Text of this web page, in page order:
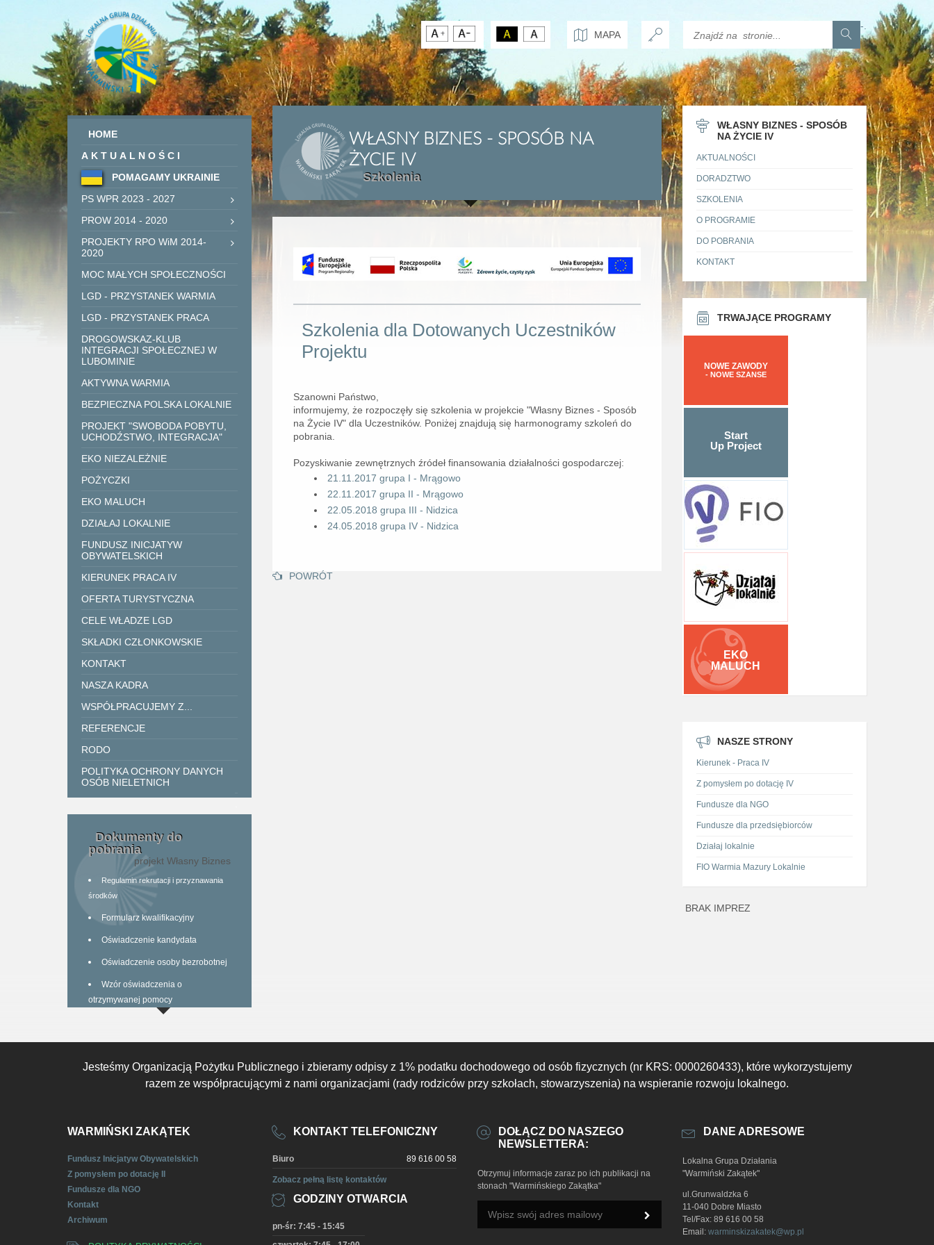
-
MAPA
WŁASNY BIZNES - SPOSÓB NA
ŻYCIE IV
Szkolenia
Szkolenia dla Dotowanych Uczestników
Projektu
Szanowni Państwo,
informujemy, że rozpoczęły się szkolenia w projekcie "Własny Biznes - Sposób
na Życie IV" dla Uczestników. Poniżej znajdują się harmonogramy szkoleń do
pobrania.
Pozyskiwanie zewnętrznych źródeł finansowania działalności gospodarczej:
21.11.2017 grupa I - Mrągowo
22.11.2017 grupa II - Mrągowo
22.05.2018 grupa III - Nidzica
24.05.2018 grupa IV - Nidzica
POWRÓT
HOME
AKTUALNOŚCI
POMAGAMY UKRAINIE
PS WPR 2023 - 2027
PROW 2014 - 2020
PROJEKTY RPO WiM 2014-
2020
MOC MAŁYCH SPOŁECZNOŚCI
LGD - PRZYSTANEK WARMIA
LGD - PRZYSTANEK PRACA
DROGOWSKAZ-KLUB
INTEGRACJI SPOŁECZNEJ W
LUBOMINIE
AKTYWNA WARMIA
BEZPIECZNA POLSKA LOKALNIE
PROJEKT "SWOBODA POBYTU,
UCHODŹSTWO, INTEGRACJA"
EKO NIEZALEŻNIE
POŻYCZKI
EKO MALUCH
DZIAŁAJ LOKALNIE
FUNDUSZ INICJATYW
OBYWATELSKICH
KIERUNEK PRACA IV
OFERTA TURYSTYCZNA
CELE WŁADZE LGD
SKŁADKI CZŁONKOWSKIE
KONTAKT
NASZA KADRA
WSPÓŁPRACUJEMY Z...
REFERENCJE
RODO
POLITYKA OCHRONY DANYCH
OSÓB NIELETNICH
Dokumenty do
pobrania
projekt Własny Biznes
Regulamin rekrutacji i przyznawania
środków
Formularz kwalifikacyjny
Oświadczenie kandydata
Oświadczenie osoby bezrobotnej
Wzór oświadczenia o
otrzymywanej pomocy
WŁASNY BIZNES - SPOSÓB
NA ŻYCIE IV
AKTUALNOŚCI
DORADZTWO
SZKOLENIA
O PROGRAMIE
DO POBRANIA
KONTAKT
TRWAJĄCE PROGRAMY
NOWE ZAWODY
- NOWE SZANSE
Start
Up Project
EKO
MALUCH
NASZE STRONY
Kierunek - Praca IV
Z pomysłem po dotację IV
Fundusze dla NGO
Fundusze dla przedsiębiorców
Działaj lokalnie
FIO Warmia Mazury Lokalnie
BRAK IMPREZ
Jesteśmy Organizacją Pożytku Publicznego i zbieramy odpisy z 1% podatku dochodowego od osób fizycznych (nr KRS: 0000260433), które wykorzystujemy
razem ze współpracującymi z nami organizacjami (rady rodziców przy szkołach, stowarzyszenia) na wspieranie rozwoju lokalnego.
WARMIŃSKI ZAKĄTEK
Fundusz Inicjatyw Obywatelskich
Z pomysłem po dotację II
Fundusze dla NGO
Kontakt
Archiwum
KONTAKT TELEFONICZNY
Biuro 89 616 00 58
Zobacz pełną listę kontaktów
GODZINY OTWARCIA
pn-śr: 7:45 - 15:45
DOŁĄCZ DO NASZEGO
NEWSLETTERA:
Otrzymuj informacje zaraz po ich publikacji na
stonach "Warmińskiego Zakątka"
DANE ADRESOWE
Lokalna Grupa Działania
"Warmiński Zakątek"
ul.Grunwaldzka 6
11-040 Dobre Miasto
Tel/Fax: 89 616 00 58
Email: warminskizakatek@wp.pl